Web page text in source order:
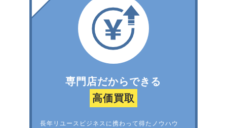
専門店だからできる
高価買取
長年リユースビジネスに携わって得たノウハウ